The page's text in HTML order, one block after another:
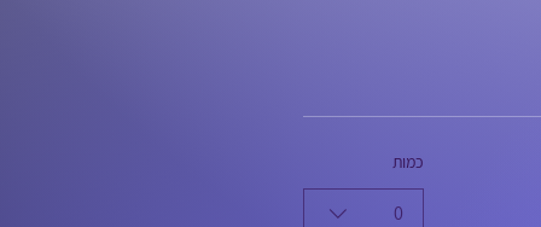
כמות
0